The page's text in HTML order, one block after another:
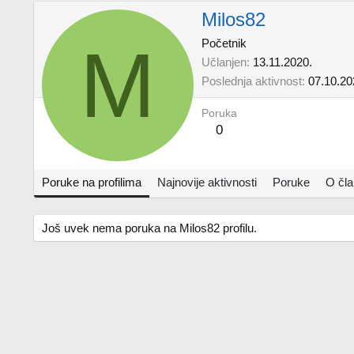
M
Milos82
Početnik
Učlanjen 13.11.2020.
Poslednja aktivnost
Poruka
0
Poruke na profilima Najnovije aktivnosti Poruke O
Još uvek nema poruka na Milos82 profilu.